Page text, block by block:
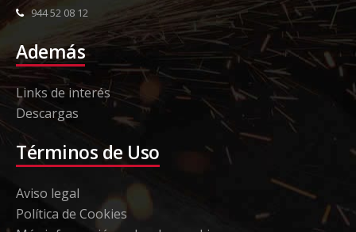
944 52 08 12
Además
Links de interés
Descargas
Términos de Uso
Aviso legal
Política de Cookies